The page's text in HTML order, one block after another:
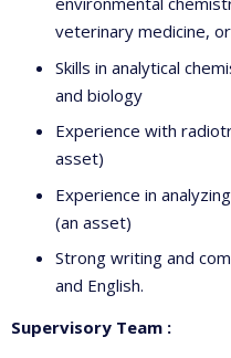
veterinary medicine,
Skills in analytical
and biology
Experience with
asset)
Experience in
(an asset)
Strong writing and
and English.
Supervisory Team :